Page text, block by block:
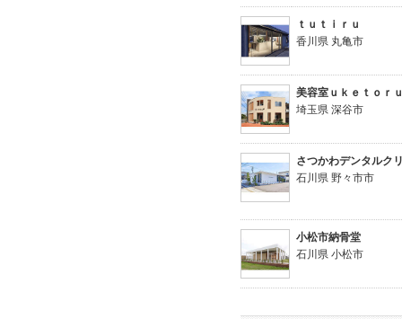
ｔｕｔｉｒｕ
香川県 丸亀市
美容室ｕｋｅｔｏｒ
埼玉県 深谷市
さつかわデンタルク
石川県 野々市市
小松市納骨堂
石川県 小松市